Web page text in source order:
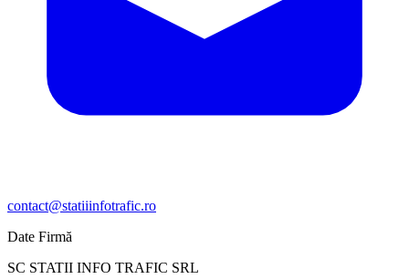
contact@statiiinfotrafic.ro
Date Firmă
SC STATII INFO TRAFIC SRL